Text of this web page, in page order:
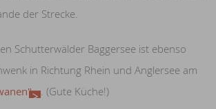
der Strecke.
Schutterwälder Baggersee ist ebenso
in Richtung Rhein und Anglersee am
. (Gute Küche!)